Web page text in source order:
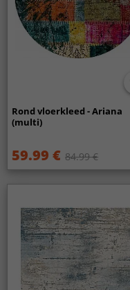
Rond vloerkleed - Ariana
(multi)
59.99 € 84.99 €